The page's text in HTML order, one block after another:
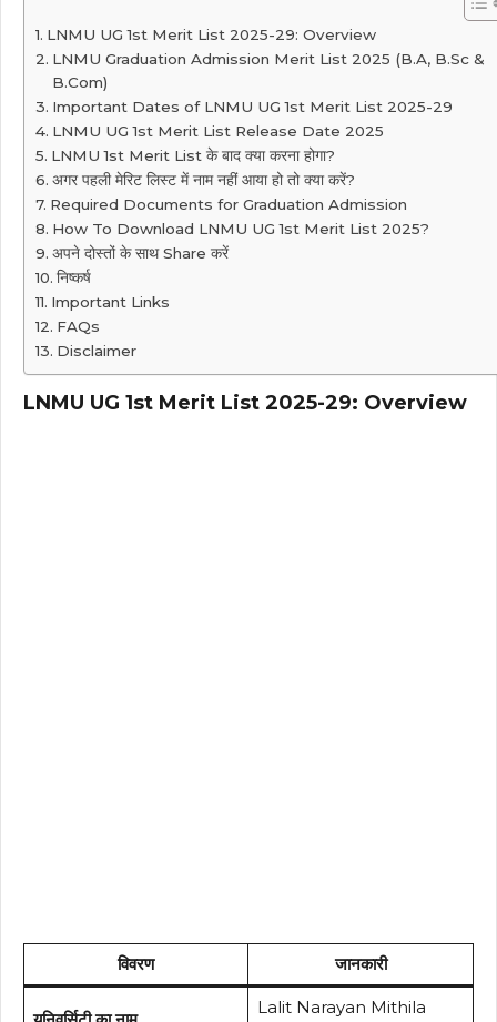
LNMU UG 1st Merit List 2025-29: Overview
LNMU Graduation Admission Merit List 2025 (B.A, B.Sc &
B.Com)
Important Dates of LNMU UG 1st Merit List 2025-29
LNMU UG 1st Merit List Release Date 2025
LNMU 1st Merit List के बाद क्या करना होगा?
अगर पहली मेरिट लिस्ट में नाम नहीं आया हो तो क्या करें?
Required Documents for Graduation Admission
How To Download LNMU UG 1st Merit List 2025?
अपने दोस्तों के साथ Share करें
निष्कर्ष
Important Links
FAQs
Disclaimer
LNMU UG 1st Merit List 2025-29: Overview
विवरण जानकारी
Lalit Narayan Mithila